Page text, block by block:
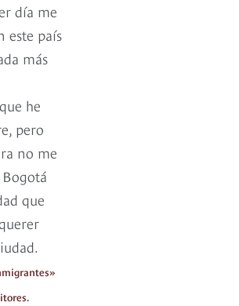
día me
este país
más
he
pero
no me
que